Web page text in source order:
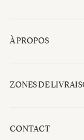
À PROPOS
ZONES DE
CONTACT